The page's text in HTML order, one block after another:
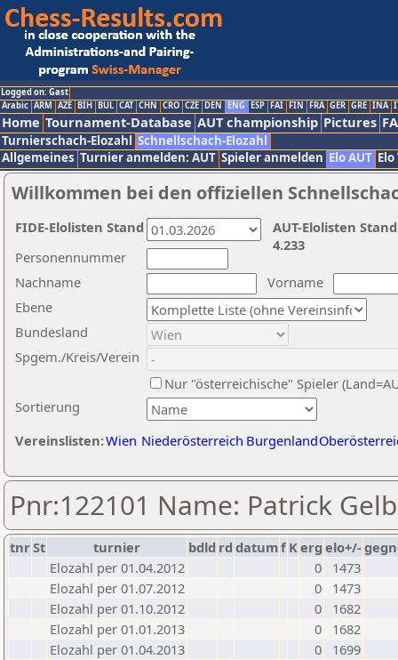
Logged on: Gast
Arabic ARM AZE BIH BUL CAT CHN CRO CZE DEN ENG ESP FAI FIN FRA GER GRE INA
Home Tournament-Database AUT championship Pictures
Turnierschach-Elozahl Schnellschach-Elozahl
Allgemeines Turnier anmelden: AUT Spieler anmelden Elo AUT
Willkommen bei den offiziellen
Nachname
Vorname
Ebene
Sortierung
Personennummer
Bundesland
Spgem./Kreis/Verein
Nur "österreichische" Spieler
Vereinslisten:Wien Niederösterreich Burgenland
AUT-Elolisten
4.233
FIDE-Elolisten Stand
Pnr:122101 Name: Patrick
tnrSt turnier bdld rd datumf Kerg elo+/-
Elozahl per 01.04.2012
0
1473
Elozahl per 01.07.2012
0
1473
Elozahl per 01.10.2012
0
1682
Elozahl per 01.01.2013
0
1682
Elozahl per 01.04.2013
0
1699